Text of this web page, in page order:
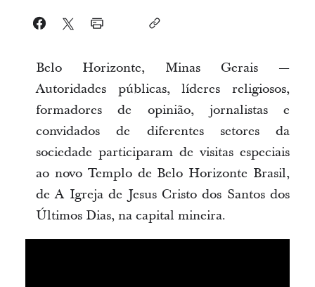
Belo Horizonte, Minas Gerais —
Autoridades públicas, líderes religiosos,
formadores de opinião, jornalistas e
convidados de diferentes setores da
sociedade participaram de visitas especiais
ao novo Templo de Belo Horizonte Brasil,
de A Igreja de Jesus Cristo dos Santos dos
Últimos Dias, na capital mineira.